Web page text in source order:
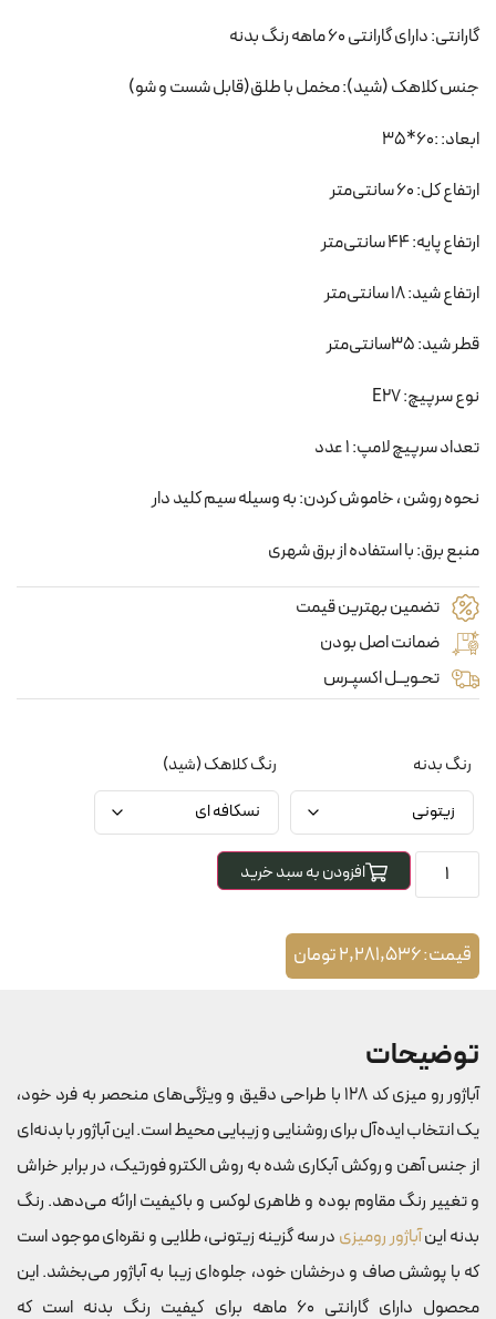
گارانتی: دارای گارانتی 60 ماهه رنگ بدنه
جنس کلاهک (شید): مخمل با طلق(قابل شست و شو)
ابعاد: :60*35
ارتفاع کل: 60 سانتی‌متر
ارتفاع پایه: 44 سانتی‌متر
ارتفاع شید: 18 سانتی‌متر
قطر شید: 35سانتی‌متر
نوع سرپیچ: E27
تعداد سرپیچ لامپ: 1 عدد
نحوه روشن ، خاموش کردن: به وسیله سیم کلید دار
منبع برق: با استفاده از برق شهری
تضمین بهترین قیمت
ضمانت اصل بودن
تحـویــل اکسپـرس
رنگ بدنه رنگ کلاهک (شید)
افزودن به سبد خرید
قیمت:2,281,536تومان
توضیحات
آباژور رو میزی کد 128 با طراحی دقیق و ویژگی‌های منحصر به فرد خود،
یک انتخاب ایده‌آل برای روشنایی و زیبایی محیط است. این آباژور با بدنه‌ای
از جنس آهن و روکش آبکاری شده به روش الکترو فورتیک، در برابر خراش
و تغییر رنگ مقاوم بوده و ظاهری لوکس و باکیفیت ارائه می‌دهد. رنگ
بدنه اینآباژور رومیزی در سه گزینه زیتونی، طلایی و نقره‌ای موجود است
که با پوشش صاف و درخشان خود، جلوه‌ای زیبا به آباژور می‌بخشد. این
محصول دارای گارانتی 60 ماهه برای کیفیت رنگ بدنه است که